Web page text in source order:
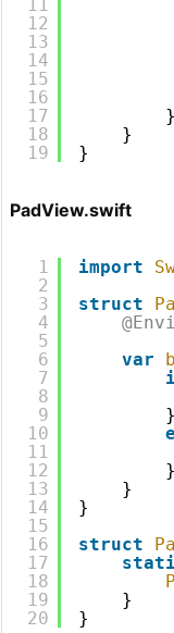
11
12
13
14
15
16
17
18
19
}
}
}
PadView.swift
1
2
3
4
5
6
7
8
9
10
11
12
13
14
15
16
17
18
19
20
import
struct
var
}
}
}
}
struct
}
}